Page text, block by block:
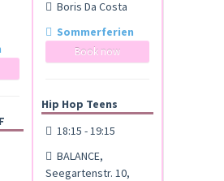
Boris Da Costa
Sommerferien
Book now
Hip Hop Teens
18:15 - 19:15
BALANCE,
Seegartenstr. 10,